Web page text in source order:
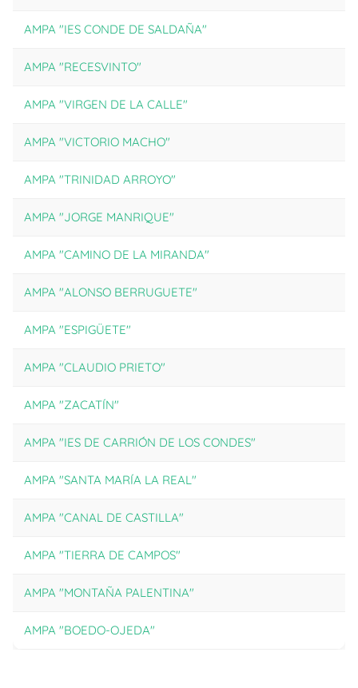
AMPA "IES CONDE DE SALDAÑA"
AMPA "RECESVINTO"
AMPA "VIRGEN DE LA CALLE"
AMPA "VICTORIO MACHO"
AMPA "TRINIDAD ARROYO"
AMPA "JORGE MANRIQUE"
AMPA "CAMINO DE LA MIRANDA"
AMPA "ALONSO BERRUGUETE"
AMPA "ESPIGÜETE"
AMPA "CLAUDIO PRIETO"
AMPA "ZACATÍN"
AMPA "IES DE CARRIÓN DE LOS CONDES"
AMPA "SANTA MARÍA LA REAL"
AMPA "CANAL DE CASTILLA"
AMPA "TIERRA DE CAMPOS"
AMPA "MONTAÑA PALENTINA"
AMPA "BOEDO-OJEDA"